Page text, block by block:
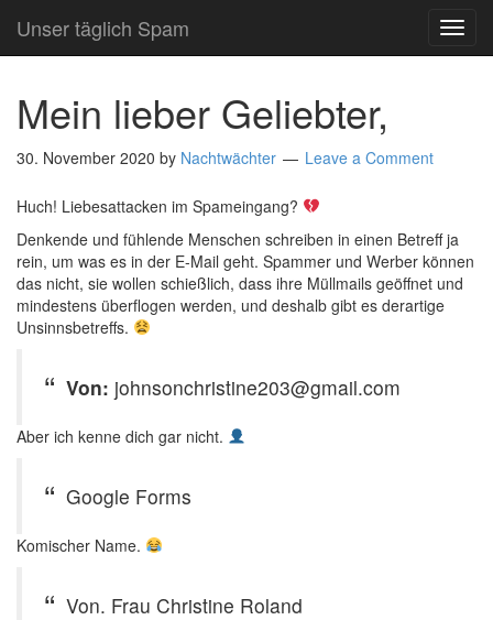
Unser täglich Spam
Mein lieber Geliebter,
30. November 2020 by Nachtwächter Leave a Comment
Huch! Liebesattacken im Spameingang?
Denkende und fühlende Menschen schreiben in einen Betreff ja
rein, um was es in der E-Mail geht. Spammer und Werber können
das nicht, sie wollen schießlich, dass ihre Müllmails geöffnet und
mindestens überflogen werden, und deshalb gibt es derartige
Unsinnsbetreffs.
Von: johnsonchristine203@gmail.com
Aber ich kenne dich gar nicht.
Google Forms
Komischer Name.
Von. Frau Christine Roland